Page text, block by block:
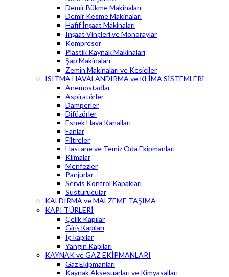
Demir Bükme Makinaları
Demir Kesme Makinaları
Hafif İnşaat Makinaları
İnşaat Vinçleri ve Monoraylar
Kompresör
Plastik Kaynak Makinaları
Şap Makinaları
Zemin Makinaları ve Kesiciler
ISITMA HAVALANDIRMA ve KLİMA SİSTEMLERİ
Anemostadlar
Aspiratörler
Damperler
Difüzörler
Esnek Hava Kanalları
Fanlar
Filtreler
Hastane ve Temiz Oda Ekipmanları
Klimalar
Menfezler
Panjurlar
Servis Kontrol Kapakları
Susturucular
KALDIRMA ve MALZEME TAŞIMA
KAPI TÜRLERİ
Çelik Kapılar
Giriş Kapıları
İç kapılar
Yangın Kapıları
KAYNAK ve GAZ EKİPMANLARI
Gaz Ekipmanları
Kaynak Aksesuarları ve Kimyasalları